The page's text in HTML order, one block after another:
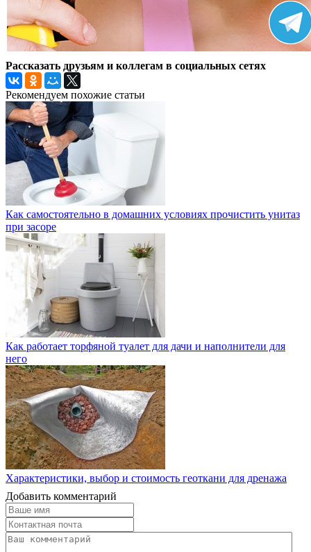
Рассказать друзьям и коллегам в социальных сетях
Рекомендуем похожие статьи
Как самостоятельно в домашних условиях прочистить унитаз
при засоре
Как работает торфяной туалет для дачи и наполнители для
него
Характеристики, выбор и стоимость геоткани для дренажа
Добавить комментарий